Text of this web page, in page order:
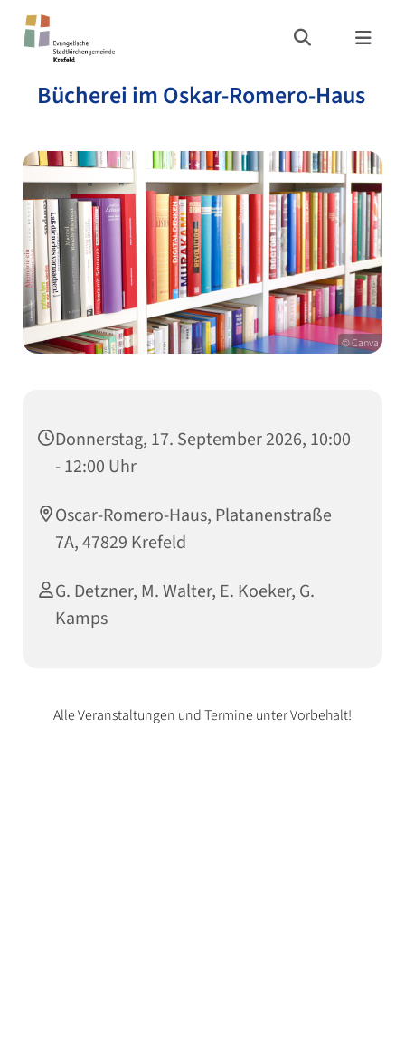
Bücherei im Oskar-Romero-Haus
© Canva
Donnerstag, 17. September 2026, 10:00
- 12:00 Uhr
Oscar-Romero-Haus, Platanenstraße
7A, 47829 Krefeld
G. Detzner, M. Walter, E. Koeker, G.
Kamps
Alle Veranstaltungen und Termine unter Vorbehalt!